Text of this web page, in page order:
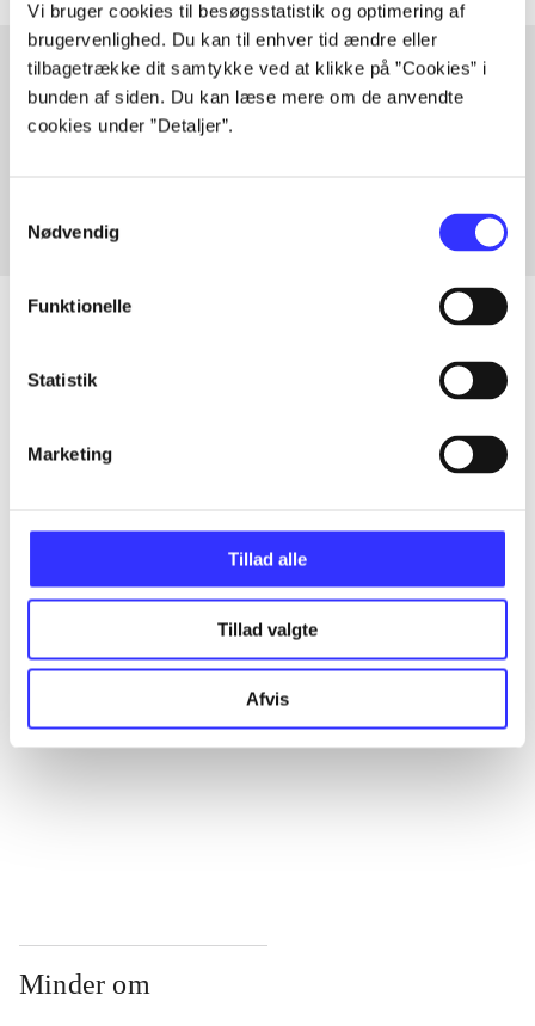
Vi bruger cookies til besøgsstatistik og optimering af
brugervenlighed. Du kan til enhver tid ændre eller
tilbagetrække dit samtykke ved at klikke på ”Cookies” i
bunden af siden. Du kan læse mere om de anvendte
cookies under ”Detaljer”.
Nødvendig
Funktionelle
Statistik
Marketing
Tillad alle
Tillad valgte
Afvis
Artikler med samme emner
Artikler
...
Minder om